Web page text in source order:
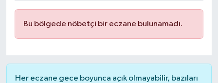
Bu bölgede nöbetçi bir eczane bulunamadı.
Her eczane gece boyunca açık olmayabilir, bazıları